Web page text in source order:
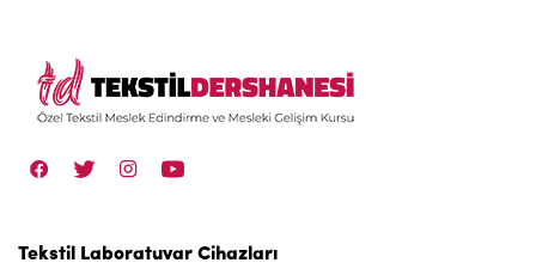
Tekstil Laboratuvar Cihazları